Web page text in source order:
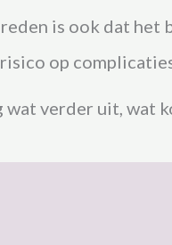
is ook dat het
risico op
verder uit, wat